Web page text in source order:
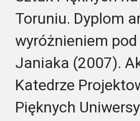
Toruniu. Dyplom
wyróżnieniem
Janiaka (2007).
Katedrze
Pięknych